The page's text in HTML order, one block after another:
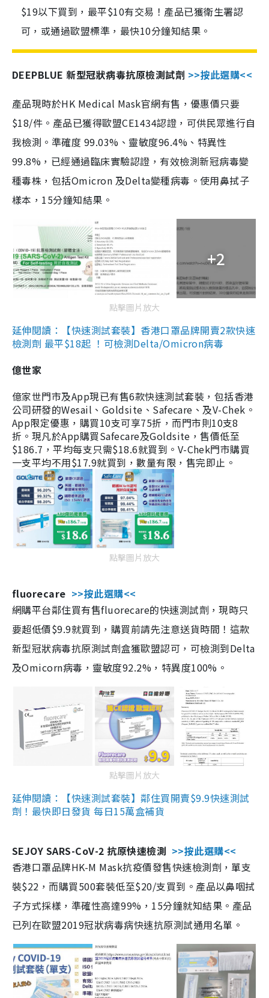
$19以下買到，最平$10有交易！產品已獲衛生署認
可，或通過歐盟標準，最快10分鐘知結果。
DEEPBLUE 新型冠狀病毒抗原檢測試劑 >>按此選購<<
產品現時於HK Medical Mask官網有售，優惠價只要
$18/件。產品已獲得歐盟CE1434認證，可供民眾進行自
我檢測。準確度 99.03%、靈敏度96.4%、特異性
99.8%，已經通過臨床實驗認證，有效檢測新冠病毒變
種毒株，包括Omicron 及Delta變種病毒。使用鼻拭子
樣本，15分鐘知結果。
+2
點擊圖片放大
延伸閱讀：【快速測試套裝】香港口罩品牌開賣2款快速
檢測劑 最平$18起 ！可檢測Delta/Omicron病毒
億世家
億家世門市及App現已有售6款快速測試套裝，包括香港
公司研發的Wesail、Goldsite、Safecare、及V-Chek。
App限定優惠，購買10支可享75折，而門市則10支8
折。現凡於App購買Safecare及Goldsite，售價低至
$186.7，平均每支只需$18.6就買到。V-Chek門市購買
一支平均不用$17.9就買到，數量有限，售完即止。
點擊圖片放大
fluorecare >>按此選購<<
網購平台鄰住買有售fluorecare的快速測試劑，現時只
要超低價$9.9就買到，購買前請先注意送貨時間！這款
新型冠狀病毒抗原測試劑盒獲歐盟認可，可檢測到Delta
及Omicorn病毒，靈敏度92.2%，特異度100%。
點擊圖片放大
延伸閱讀：【快速測試套裝】鄰住買開賣$9.9快速測試
劑！最快即日發貨 每日15萬盒補貨
SEJOY SARS-CoV-2 抗原快速檢測 >>按此選購<<
香港口罩品牌HK-M Mask抗疫價發售快速檢測劑，單支
裝$22，而購買500套裝低至$20/支買到。產品以鼻咽拭
子方式採樣，準確性高達99%，15分鐘就知結果。產品
已列在歐盟2019冠狀病毒病快速抗原測試通用名單。